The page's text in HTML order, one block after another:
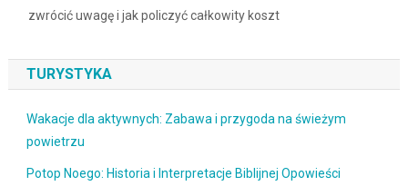
zwrócić uwagę i jak policzyć całkowity koszt
TURYSTYKA
Wakacje dla aktywnych: Zabawa i przygoda na świeżym
powietrzu
Potop Noego: Historia i Interpretacje Biblijnej Opowieści